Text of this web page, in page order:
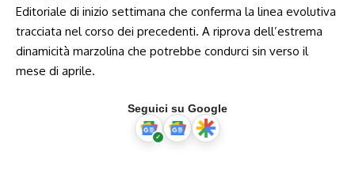
Editoriale di inizio settimana che conferma la linea evolutiva
tracciata nel corso dei precedenti. A riprova dell’estrema
dinamicità marzolina che potrebbe condurci sin verso il
mese di aprile.
Seguici su Google